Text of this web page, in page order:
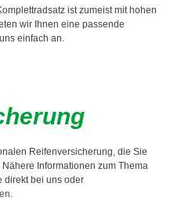
ist zumeist mit hohen
wir Ihnen eine passende
einfach an.
Reifenversicherung, die Sie
Informationen zum Thema
direkt bei uns oder
.